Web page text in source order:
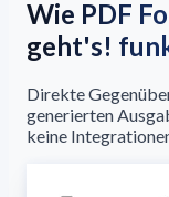
Wie PDF
geht's!
Direkte
generierten
keine